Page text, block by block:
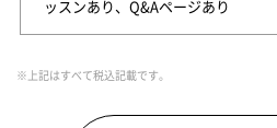
ッスンあり、Q&Aページあり
※上記はすべて税込記載です。